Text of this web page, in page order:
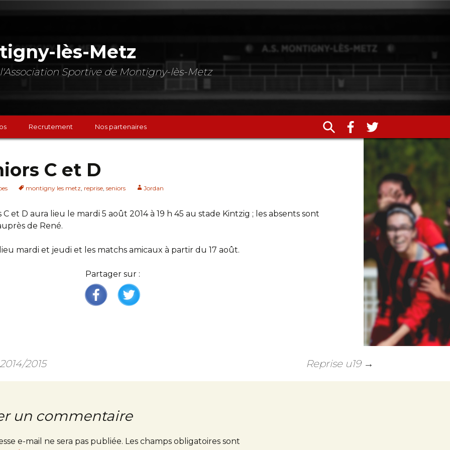
lès-Metz
Sportive de Montigny-lès-Metz
Recrutement Nos partenaires
C et D
montigny les metz, reprise, seniors Jordan
et D aura lieu le mardi 5 août 2014 à 19 h 45 au stade Kintzig ; les absents sont
de René.
mardi et jeudi et les matchs amicaux à partir du 17 août.
Partager sur :
2015 Reprise u19 →
un commentaire
e-mail ne sera pas publiée. Les champs obligatoires sont